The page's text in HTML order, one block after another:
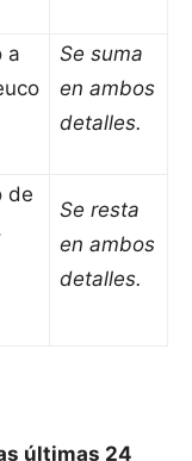
a
Se suma
en ambos
detalles.
de
Se resta
en ambos
detalles.
últimas 24